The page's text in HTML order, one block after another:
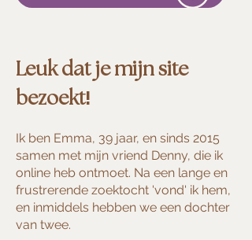
Leuk dat je mijn site
bezoekt!
Ik ben Emma, 39 jaar, en sinds 2015
samen met mijn vriend Denny, die ik
online heb ontmoet. Na een lange en
frustrerende zoektocht 'vond' ik hem,
en inmiddels hebben we een dochter
van twee.